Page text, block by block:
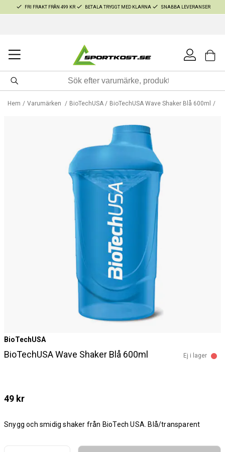
FRI FRAKT FRÅN 499 KR BETALA TRYGGT MED KLARNA SNABBA LEVERANSER
Hem Varumärken BioTechUSA BioTechUSA Wave Shaker Blå 600ml
BioTechUSA
BioTechUSA Wave Shaker Blå 600ml Ej i lager
49 kr
Snygg och smidig shaker från BioTech USA. Blå/transparent